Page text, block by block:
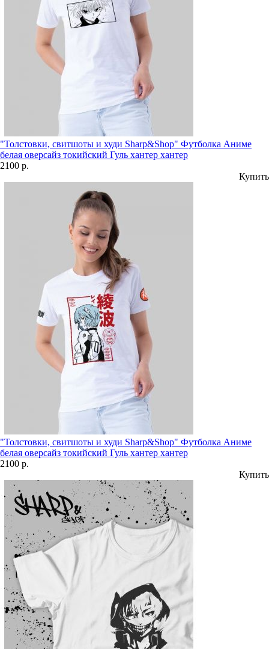
"Толстовки, свитшоты и худи Sharp&Shop" Футболка Аниме
белая оверсайз токийский Гуль хантер хантер
2100 р.
Купить
"Толстовки, свитшоты и худи Sharp&Shop" Футболка Аниме
белая оверсайз токийский Гуль хантер хантер
2100 р.
Купить